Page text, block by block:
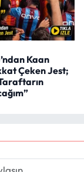
Kaan
Çeken Jest;